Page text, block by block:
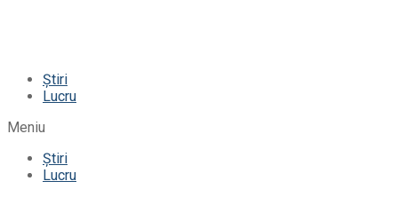
Știri
Lucru
Meniu
Știri
Lucru